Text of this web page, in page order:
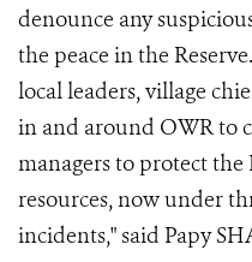
denounce any
the peace in the
local leaders, village
in and around OWR to
managers to protect the
resources, now under
incidents," said Papy